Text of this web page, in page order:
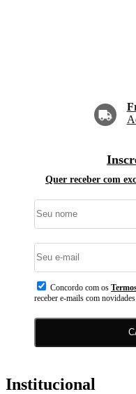
Quer receber com
Concordo com os
receber e-mails com
Institucional